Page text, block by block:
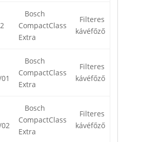
Bosch
CompactClass
Extra
Filteres
kávéfőző
Bosch
CompactClass
Extra
Filteres
kávéfőző
Bosch
CompactClass
Extra
Filteres
kávéfőző